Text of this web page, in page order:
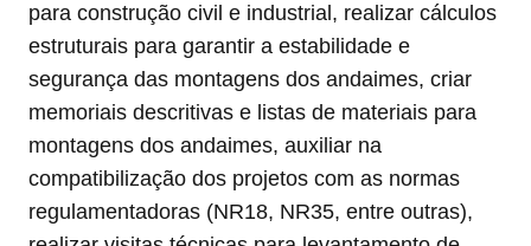
para construção civil e industrial, realizar cálculos
estruturais para garantir a estabilidade e
segurança das montagens dos andaimes, criar
memoriais descritivas e listas de materiais para
montagens dos andaimes, auxiliar na
compatibilização dos projetos com as normas
regulamentadoras (NR18, NR35, entre outras),